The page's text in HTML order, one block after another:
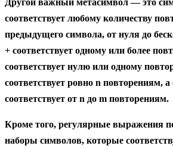
Другой важный метасимвол — это
соответствует любому количеству
предыдущего символа, от нуля до
+ соответствует одному или более
соответствует нулю или одному
соответствует ровно n повторениям,
соответствует от n до m повторениям.
Кроме того, регулярные выражения
наборы символов, которые